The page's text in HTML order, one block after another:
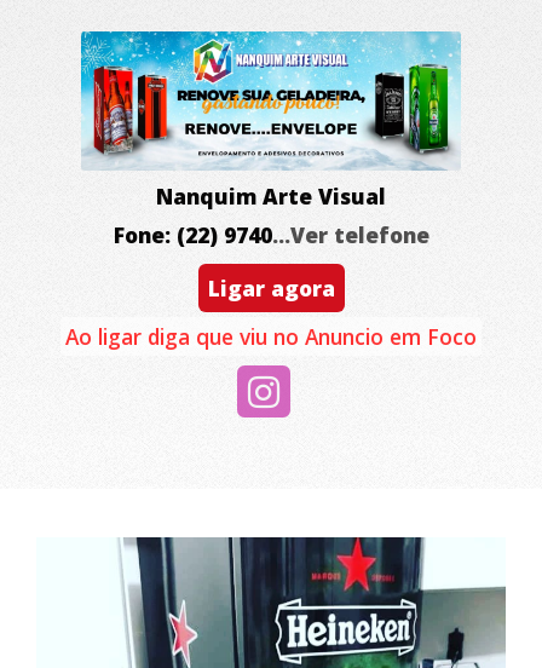
Nanquim Arte Visual
Fone: (22) 9740...Ver telefone
Ligar agora
Ao ligar diga que viu no Anuncio em Foco